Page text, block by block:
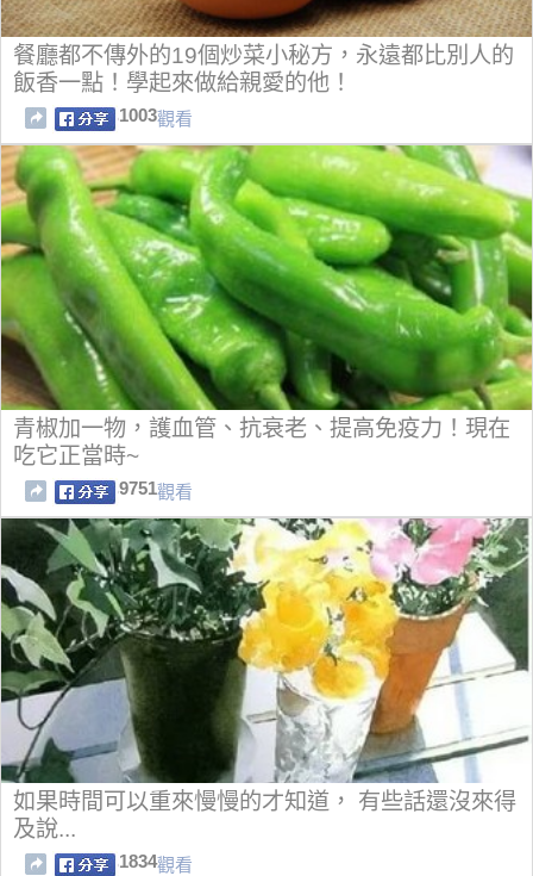
餐廳都不傳外的19個炒菜小秘方，永遠都比別人的
飯香一點！學起來做給親愛的他！
1003觀看
青椒加一物，護血管、抗衰老、提高免疫力！現在
吃它正當時~
9751觀看
如果時間可以重來慢慢的才知道， 有些話還沒來得
及說...
1834觀看